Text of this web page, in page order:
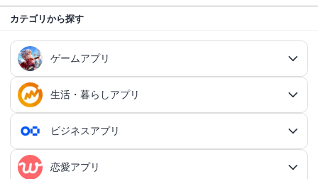
カテゴリから探す
ゲームアプリ
ゲームアプリ総合
RPGアプリ
RPGアプリ総合
アクションゲームアプリ
生活・暮らしアプリ
生活・暮らしアプリ総合
ファイナンスアプリ
ビジネスアプリ
ビジネスアプリ総合
恋愛アプリ